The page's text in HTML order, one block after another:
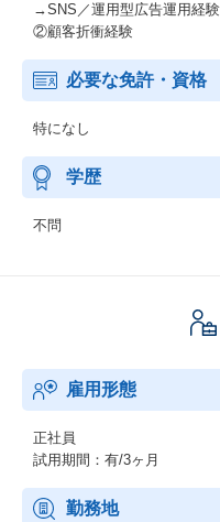
→SNS／運用型広告運用経
②顧客折衝経験
必要な免許・資格
特になし
学歴
不問
雇用形態
正社員
試用期間：有/3ヶ月
勤務地